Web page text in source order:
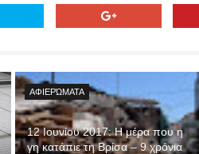
ΑΦΙΕΡΏΜΑΤΑ
12 Ιουνίου 2017: Η μέρα που η
γη κατάπιε τη Βρίσα – 9 χρόνια